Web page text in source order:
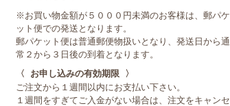
※お買い物金額が５０００円未満のお客様は、郵パケ
ット便での発送となります。
郵パケット便は普通郵便物扱いとなり、発送日から通
常２から３日後の到着となります。
〈 お申し込みの有効期限 〉
ご注文から１週間以内にお支払い下さい。
１週間をすぎてご入金がない場合は、注文をキャンセ